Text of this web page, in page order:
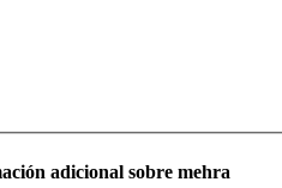
adicional sobre mehra